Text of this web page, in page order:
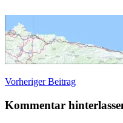
Beitragsnavigation
Vorheriger Beitrag
Kommentar